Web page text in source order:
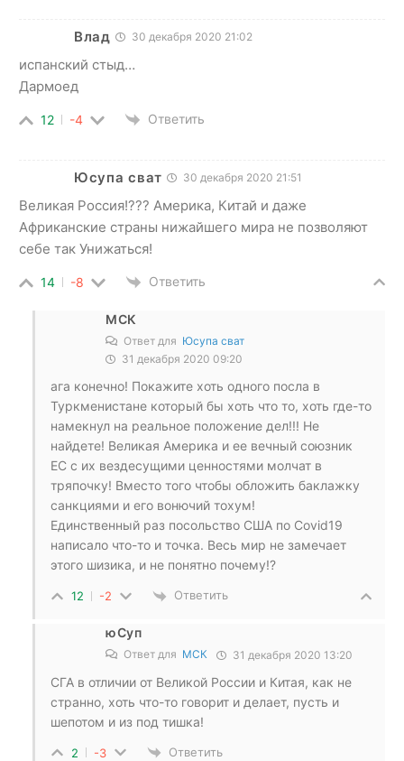
Влад 30 декабря 2020 21:02
испанский стыд…
Дармоед
12 -4 Ответить
Юсупа сват 30 декабря 2020 21:51
Великая Россия!??? Америка, Китай и даже
Африканские страны нижайшего мира не позволяют
себе так Унижаться!
14 -8 Ответить
МСК
Ответ для Юсупа сват
31 декабря 2020 09:20
ага конечно! Покажите хоть одного посла в
Туркменистане который бы хоть что то, хоть где-то
намекнул на реальное положение дел!!! Не
найдете! Великая Америка и ее вечный союзник
ЕС с их вездесущими ценностями молчат в
тряпочку! Вместо того чтобы обложить баклажку
санкциями и его вонючий тохум!
Единственный раз посольство США по Covid19
написало что-то и точка. Весь мир не замечает
этого шизика, и не понятно почему!?
12 -2 Ответить
юСуп
Ответ для МСК 31 декабря 2020 13:20
СГА в отличии от Великой России и Китая, как не
странно, хоть что-то говорит и делает, пусть и
шепотом и из под тишка!
2 -3 Ответить